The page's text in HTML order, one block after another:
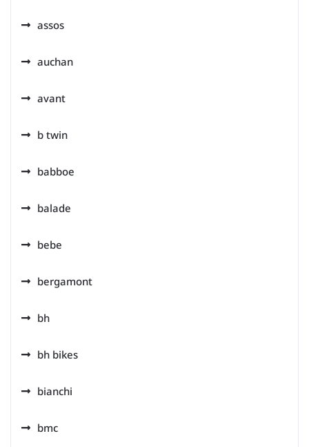
assos
auchan
avant
b twin
babboe
balade
bebe
bergamont
bh
bh bikes
bianchi
bmc